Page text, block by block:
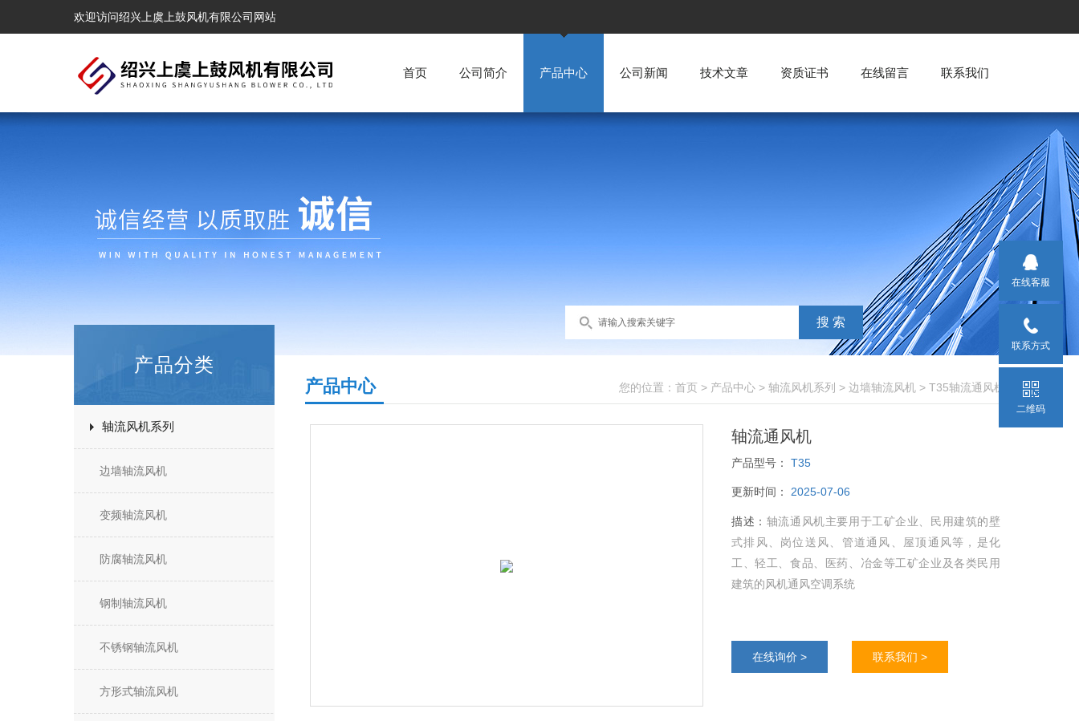
欢迎访问绍兴上虞上鼓风机有限公司网站
首页 公司简介 产品中心 公司新闻 技术文章 资质证书 在线留言 联系我们
产品分类
轴流风机系列
边墙轴流风机
变频轴流风机
防腐轴流风机
钢制轴流风机
不锈钢轴流风机
方形式轴流风机
您的位置： 首页 > 产品中心 > 轴流风机系列 > 边墙轴流风机 > T35轴流通风机
产品中心
轴流通风机
产品型号： T35
更新时间： 2025-07-06
描述： 轴流通风机主要用于工矿企业、民用建筑的壁
式排风、岗位送风、管道通风、屋顶通风等，是化
工、轻工、食品、医药、冶金等工矿企业及各类民用
建筑的风机通风空调系统
在线询价 > 联系我们 >
在线客服
联系方式
二维码